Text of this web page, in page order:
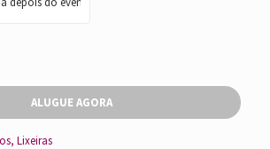
ALUGUE AGORA
, Lixeiras